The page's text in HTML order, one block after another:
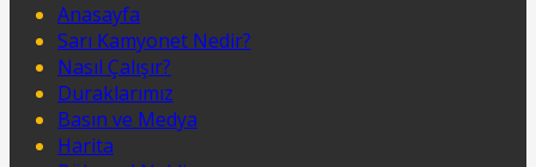
Anasayfa
Sarı Kamyonet Nedir?
Nasıl Çalışır?
Duraklarımız
Basın ve Medya
Harita